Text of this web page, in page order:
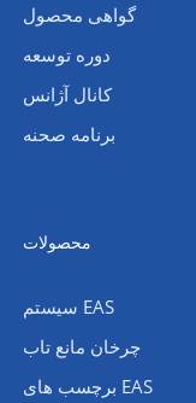
گواهی محصول
دوره توسعه
کانال آژانس
برنامه صحنه
محصولات
سیستم EAS
چرخان مانع تاب
برچسب های EAS